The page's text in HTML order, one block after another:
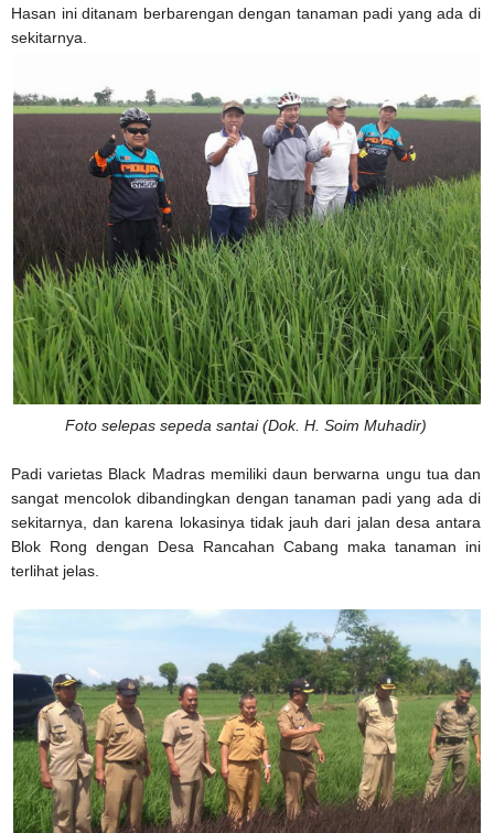
Hasan ini ditanam berbarengan dengan tanaman padi yang ada di
sekitarnya.
Foto selepas sepeda santai (Dok. H. Soim Muhadir)
Padi varietas Black Madras memiliki daun berwarna ungu tua dan
sangat mencolok dibandingkan dengan tanaman padi yang ada di
sekitarnya, dan karena lokasinya tidak jauh dari jalan desa antara
Blok Rong dengan Desa Rancahan Cabang maka tanaman ini
terlihat jelas.